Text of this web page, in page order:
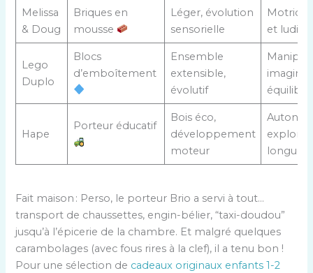
Melissa
& Doug
Briques en
mousse
Léger, évolution
sensorielle
et
Lego
Duplo
Blocs
d’emboîtement
Ensemble
extensible,
évolutif
équilibre
Hape
Porteur éducatif
Bois éco,
développement
moteur
longues
Fait maison : Perso, le porteur Brio a servi à tout…
transport de chaussettes, engin-bélier, “taxi-doudou”
jusqu’à l’épicerie de la chambre. Et malgré quelques
carambolages (avec fous rires à la clef), il a tenu bon !
Pour une sélection de cadeaux originaux enfants 1-2